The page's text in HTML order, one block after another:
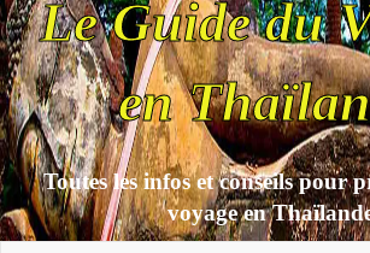
Le Guide du
en
Toutes les infos et conseils pour
voyage en